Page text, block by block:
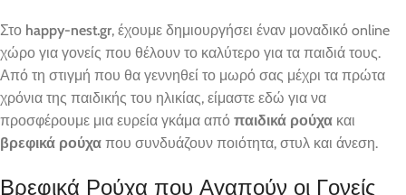
Στο happy-nest.gr, έχουμε δημιουργήσει έναν μοναδικό online
χώρο για γονείς που θέλουν το καλύτερο για τα παιδιά τους.
Από τη στιγμή που θα γεννηθεί το μωρό σας μέχρι τα πρώτα
χρόνια της παιδικής του ηλικίας, είμαστε εδώ για να
προσφέρουμε μια ευρεία γκάμα από παιδικά ρούχα και
βρεφικά ρούχα που συνδυάζουν ποιότητα, στυλ και άνεση.
Βρεφικά Ρούχα που Αγαπούν οι Γονείς